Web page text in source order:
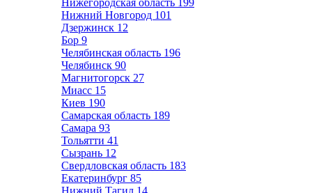
Нижегородская область 199
Нижний Новгород 101
Дзержинск 12
Бор 9
Челябинская область 196
Челябинск 90
Магнитогорск 27
Миасс 15
Киев 190
Самарская область 189
Самара 93
Тольятти 41
Сызрань 12
Свердловская область 183
Екатеринбург 85
Нижний Тагил 14